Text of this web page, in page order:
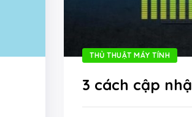
THỦ THUẬT MÁY TÍNH
3 cách cập